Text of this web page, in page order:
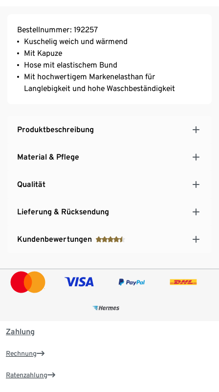
Bestellnummer: 192257
Kuschelig weich und wärmend
Mit Kapuze
Hose mit elastischem Bund
Mit hochwertigem Markenelasthan für
Langlebigkeit und hohe Waschbeständigkeit
Produktbeschreibung
Material & Pflege
Qualität
Lieferung & Rücksendung
Kundenbewertungen
Zahlung
Rechnung
Ratenzahlung